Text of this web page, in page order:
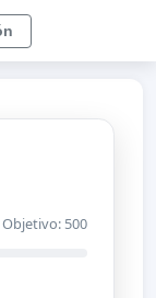
Objetivo: 500